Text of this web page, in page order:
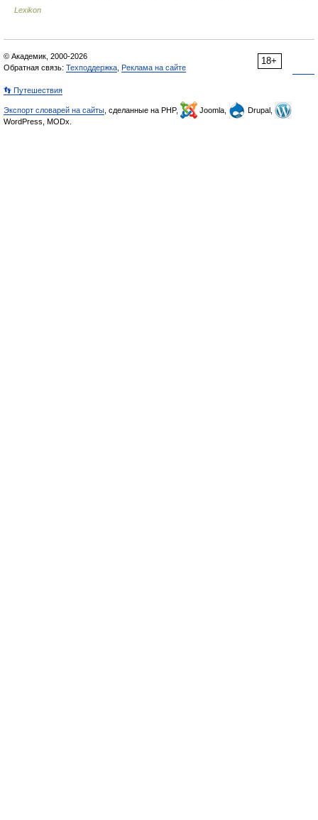
Lexikon
18+
© Академик, 2000-2026
Обратная связь: Техподдержка Реклама на сайте
👣 Путешествия
Экспорт словарей на сайты , сделанные на PHP, Joomla,
Drupal,
WordPress, MODx.